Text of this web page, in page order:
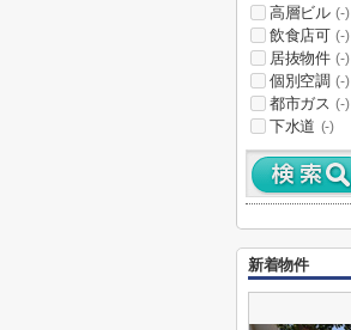
高層ビル (-)
飲食店可 (-)
居抜物件 (-)
個別空調 (-)
都市ガス (-)
下水道 (-)
新着物件